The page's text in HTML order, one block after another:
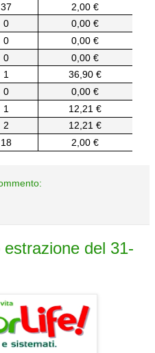
37
2,00 €
0
0,00 €
0
0,00 €
0
0,00 €
1
36,90 €
0
0,00 €
1
12,21 €
2
12,21 €
18 2,00 €
del 31-